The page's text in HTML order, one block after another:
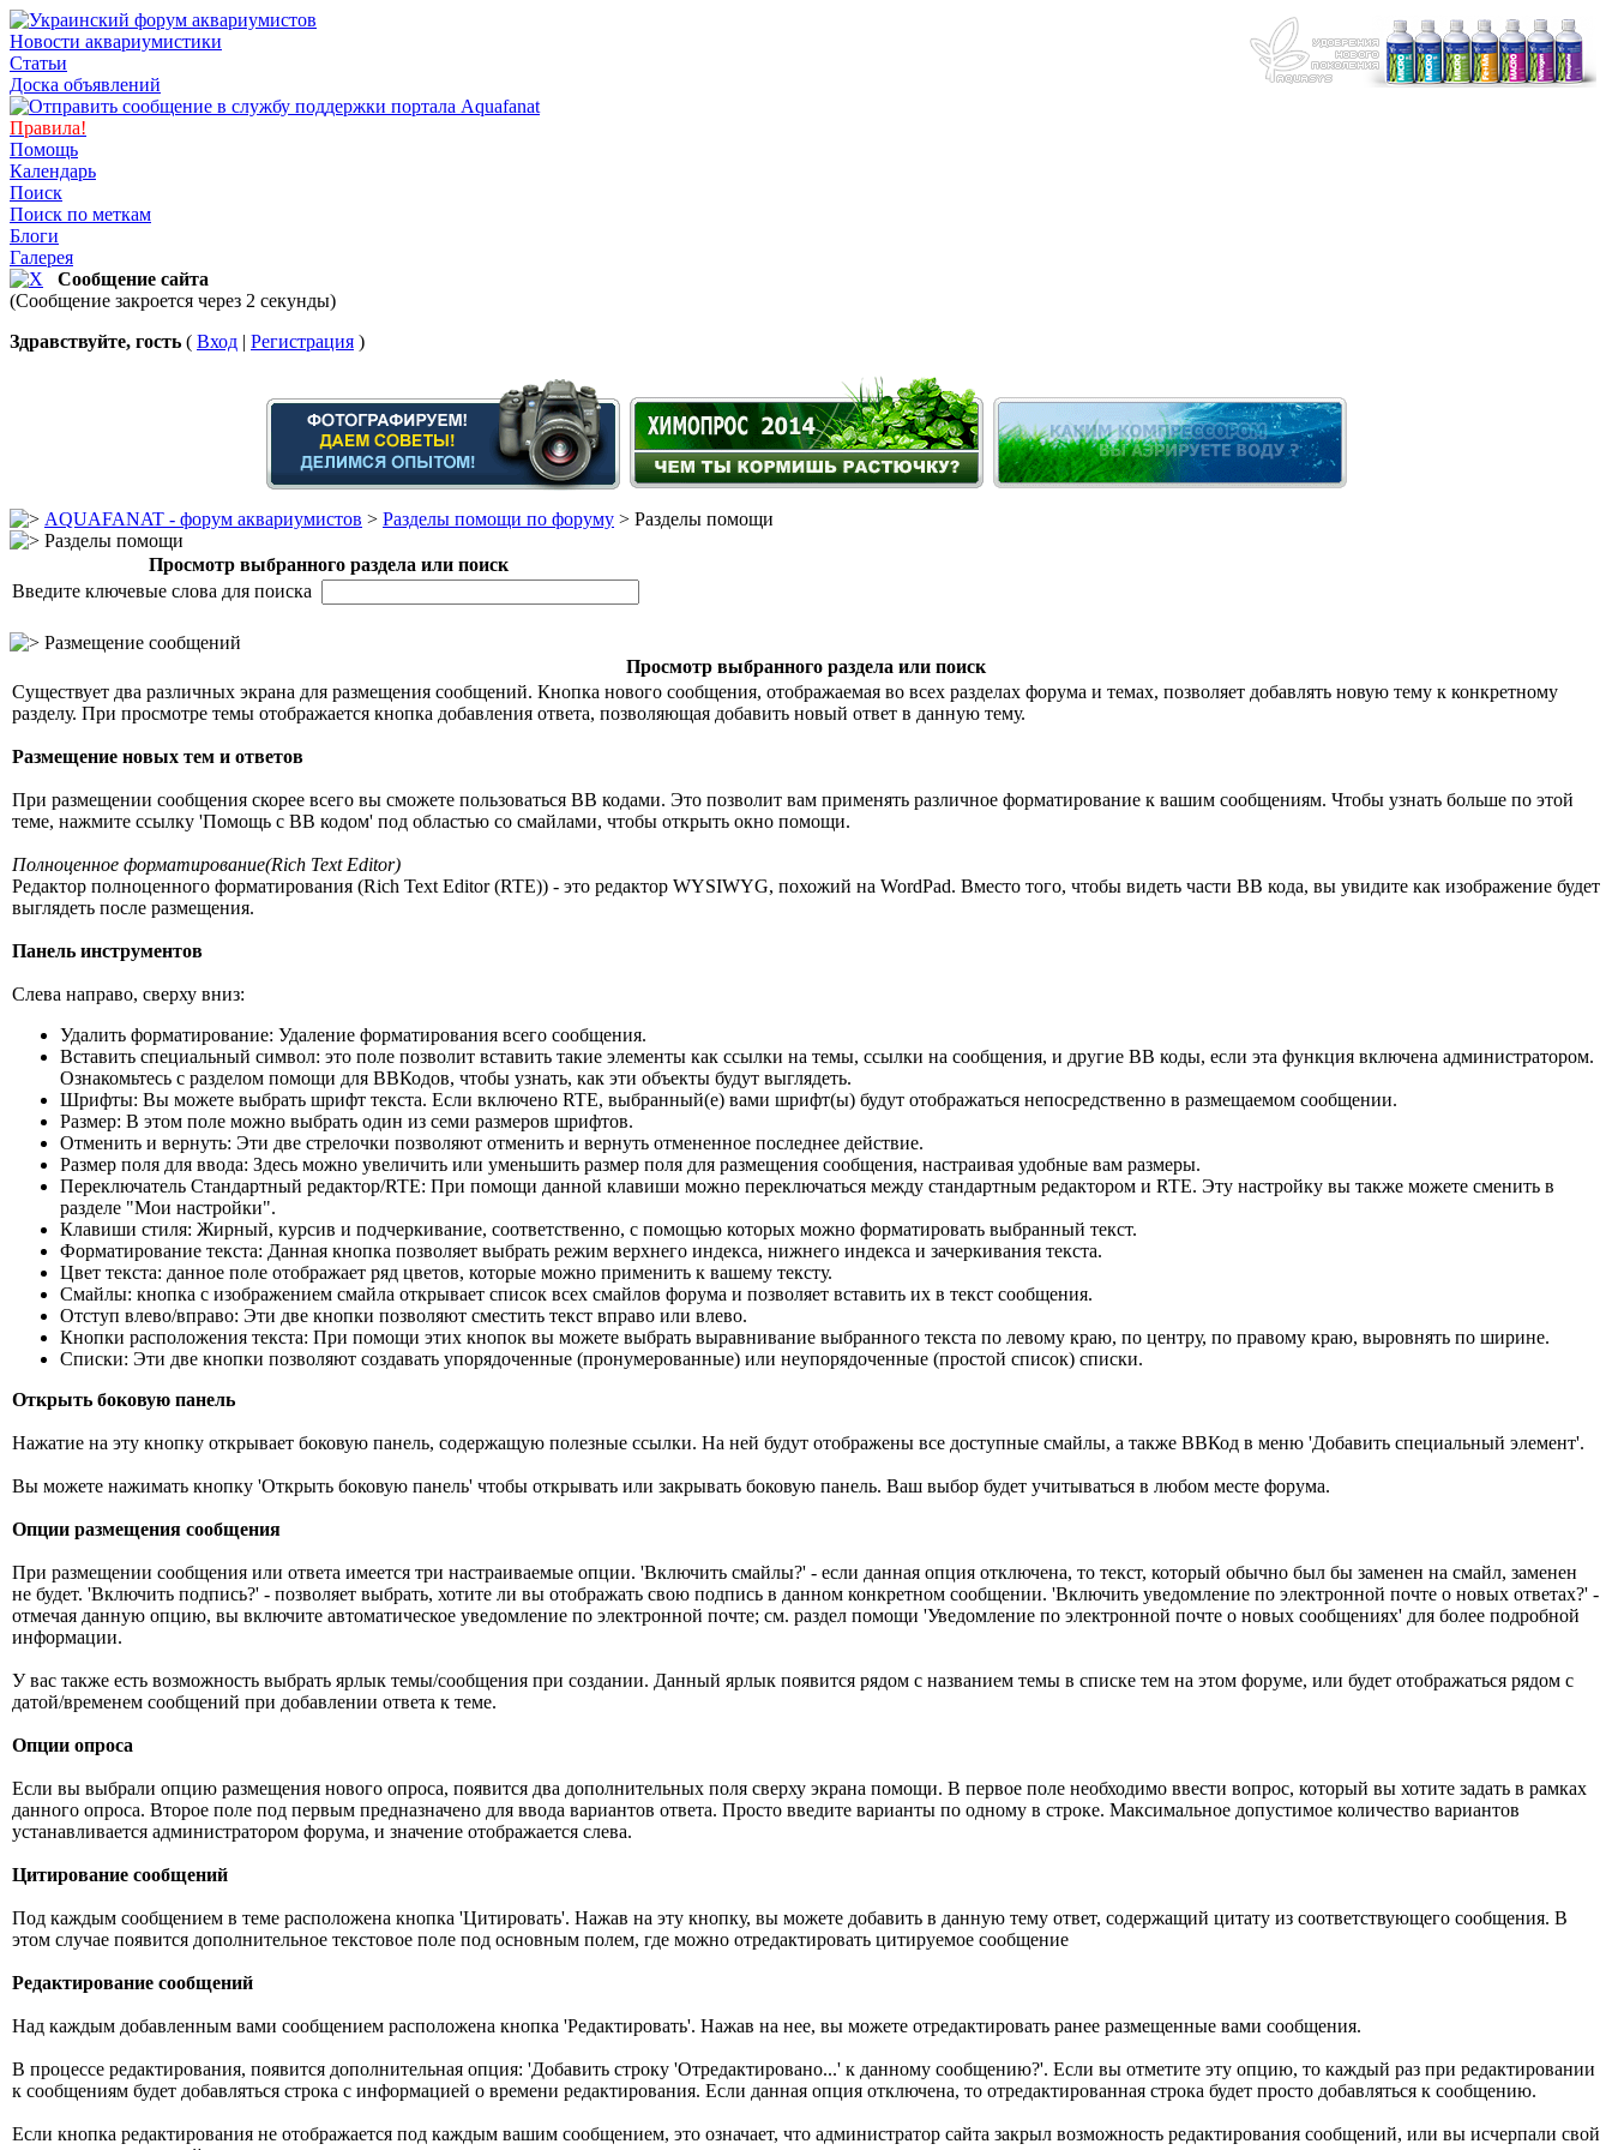
Новости аквариумистики
Статьи
Доска объявлений
Правила!
Помощь
Календарь
Поиск
Поиск по меткам
Блоги
Галерея
Сообщение сайта
(Сообщение закроется через 2 секунды)
Здравствуйте, гость ( Вход | Регистрация )
AQUAFANAT - форум аквариумистов > Разделы помощи по форуму > Разделы помощи
Разделы помощи
Просмотр выбранного раздела или поиск
Введите ключевые слова для поиска
Размещение сообщений
Просмотр выбранного раздела или поиск
Существует два различных экрана для размещения сообщений. Кнопка нового сообщения, отображаемая во всех разделах форума и темах, позволяет добавлять новую тему к конкретному
разделу. При просмотре темы отображается кнопка добавления ответа, позволяющая добавить новый ответ в данную тему.
Размещение новых тем и ответов
При размещении сообщения скорее всего вы сможете пользоваться BB кодами. Это позволит вам применять различное форматирование к вашим сообщениям. Чтобы узнать больше по этой
теме, нажмите ссылку 'Помощь с BB кодом' под областью со смайлами, чтобы открыть окно помощи.
Полноценное форматирование(Rich Text Editor)
Редактор полноценного форматирования (Rich Text Editor (RTE)) - это редактор WYSIWYG, похожий на WordPad. Вместо того, чтобы видеть части ВВ кода, вы увидите как изображение будет
выглядеть после размещения.
Панель инструментов
Слева направо, сверху вниз:
Удалить форматирование: Удаление форматирования всего сообщения.
Вставить специальный символ: это поле позволит вставить такие элементы как ссылки на темы, ссылки на сообщения, и другие ВВ коды, если эта функция включена администратором.
Ознакомьтесь с разделом помощи для ВВКодов, чтобы узнать, как эти объекты будут выглядеть.
Шрифты: Вы можете выбрать шрифт текста. Если включено RTE, выбранный(е) вами шрифт(ы) будут отображаться непосредственно в размещаемом сообщении.
Размер: В этом поле можно выбрать один из семи размеров шрифтов.
Отменить и вернуть: Эти две стрелочки позволяют отменить и вернуть отмененное последнее действие.
Размер поля для ввода: Здесь можно увеличить или уменьшить размер поля для размещения сообщения, настраивая удобные вам размеры.
Переключатель Стандартный редактор/RTE: При помощи данной клавиши можно переключаться между стандартным редактором и RTE. Эту настройку вы также можете сменить в
разделе "Мои настройки".
Клавиши стиля: Жирный, курсив и подчеркивание, соответственно, с помощью которых можно форматировать выбранный текст.
Форматирование текста: Данная кнопка позволяет выбрать режим верхнего индекса, нижнего индекса и зачеркивания текста.
Цвет текста: данное поле отображает ряд цветов, которые можно применить к вашему тексту.
Смайлы: кнопка с изображением смайла открывает список всех смайлов форума и позволяет вставить их в текст сообщения.
Отступ влево/вправо: Эти две кнопки позволяют сместить текст вправо или влево.
Кнопки расположения текста: При помощи этих кнопок вы можете выбрать выравнивание выбранного текста по левому краю, по центру, по правому краю, выровнять по ширине.
Списки: Эти две кнопки позволяют создавать упорядоченные (пронумерованные) или неупорядоченные (простой список) списки.
Открыть боковую панель
Нажатие на эту кнопку открывает боковую панель, содержащую полезные ссылки. На ней будут отображены все доступные смайлы, а также ВВКод в меню 'Добавить специальный элемент'.
Вы можете нажимать кнопку 'Открыть боковую панель' чтобы открывать или закрывать боковую панель. Ваш выбор будет учитываться в любом месте форума.
Опции размещения сообщения
При размещении сообщения или ответа имеется три настраиваемые опции. 'Включить смайлы?' - если данная опция отключена, то текст, который обычно был бы заменен на смайл, заменен
не будет. 'Включить подпись?' - позволяет выбрать, хотите ли вы отображать свою подпись в данном конкретном сообщении. 'Включить уведомление по электронной почте о новых ответах?' -
отмечая данную опцию, вы включите автоматическое уведомление по электронной почте; см. раздел помощи 'Уведомление по электронной почте о новых сообщениях' для более подробной
информации.
У вас также есть возможность выбрать ярлык темы/сообщения при создании. Данный ярлык появится рядом с названием темы в списке тем на этом форуме, или будет отображаться рядом с
датой/временем сообщений при добавлении ответа к теме.
Опции опроса
Если вы выбрали опцию размещения нового опроса, появится два дополнительных поля сверху экрана помощи. В первое поле необходимо ввести вопрос, который вы хотите задать в рамках
данного опроса. Второе поле под первым предназначено для ввода вариантов ответа. Просто введите варианты по одному в строке. Максимальное допустимое количество вариантов
устанавливается администратором форума, и значение отображается слева.
Цитирование сообщений
Под каждым сообщением в теме расположена кнопка 'Цитировать'. Нажав на эту кнопку, вы можете добавить в данную тему ответ, содержащий цитату из соответствующего сообщения. В
этом случае появится дополнительное текстовое поле под основным полем, где можно отредактировать цитируемое сообщение
Редактирование сообщений
Над каждым добавленным вами сообщением расположена кнопка 'Редактировать'. Нажав на нее, вы можете отредактировать ранее размещенные вами сообщения.
В процессе редактирования, появится дополнительная опция: 'Добавить строку 'Отредактировано...' к данному сообщению?'. Если вы отметите эту опцию, то каждый раз при редактировании
к сообщениям будет добавляться строка с информацией о времени редактирования. Если данная опция отключена, то отредактированная строка будет просто добавляться к сообщению.
Если кнопка редактирования не отображается под каждым вашим сообщением, это означает, что администратор сайта закрыл возможность редактирования сообщений, или вы исчерпали свой